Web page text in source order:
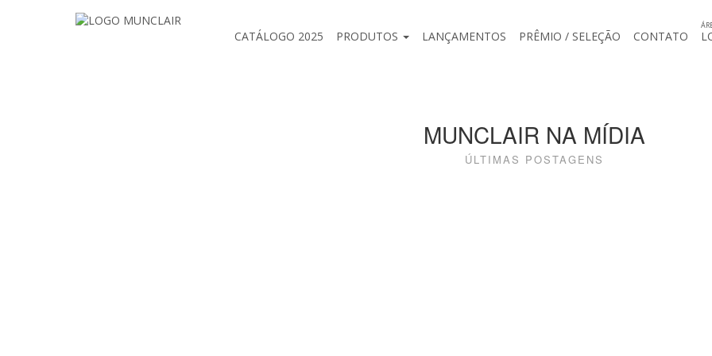
CATÁLOGO 2025 PRODUTOS LANÇAMENTOS PRÊMIO / SELEÇÃO CONTATO
MUNCLAIR NA MÍDIA
ÚLTIMAS POSTAGENS